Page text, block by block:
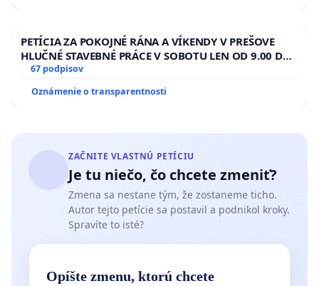
PETÍCIA ZA POKOJNÉ RÁNA A VÍKENDY V PREŠOVE
HLUČNÉ STAVEBNÉ PRÁCE V SOBOTU LEN OD 9.00 DO
13.00 HOD., CEZ PRACOVNÝ TÝŽDEŇ CIEĽ 8.00 – 18.00
ĎUMBIERSKEJ/MAGU
67 podpisov
Oznámenie o transparentnosti
ZAČNITE VLASTNÚ PETÍCIU
Je tu niečo, čo chcete zmeniť?
Zmena sa nestane tým, že zostaneme ticho.
Autor tejto petície sa postavil a podnikol kroky.
Spravíte to isté?
Opíšte zmenu, ktorú chcete